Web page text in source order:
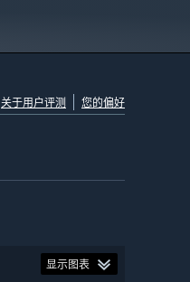
关于用户评测 您的偏好
显示图表